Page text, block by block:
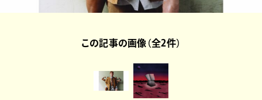
この記事の画像（全2件）